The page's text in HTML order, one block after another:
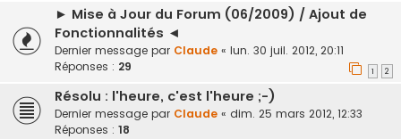
► Mise à Jour du Forum (06/2009) / Ajout de
Fonctionnalités ◄
Dernier message par Claude « lun. 30 juil. 2012, 20:11
Réponses : 29 1 2
Résolu : l'heure, c'est l'heure ;-)
Dernier message par Claude « dim. 25 mars 2012, 12:33
Réponses : 18